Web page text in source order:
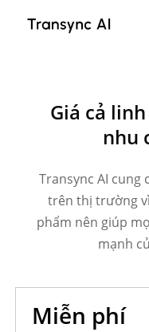
Giá cả
nhu
Transync AI
trên thị trường
phẩm nên giúp
mạnh
Miễn phí
Báo giá
Khu vực dịch vụ